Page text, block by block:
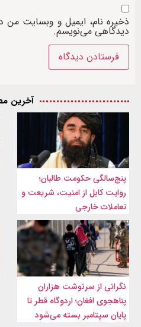
ذخیره نام، ایمیل و وبسایت من
دیدگاهی می‌نویسم.
آخرین
پنج‌سالگی حکومت طالبان؛
روایت کابل از امنیت، شریعت و
تعاملات خارجی
نگرانی از سرنوشت هزاران
پناهجوی افغان؛ اردوگاه قطر تا
پایان سپتامبر بسته می‌شود